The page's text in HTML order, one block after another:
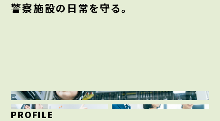
警察施設の日常を守る。
PROFILE